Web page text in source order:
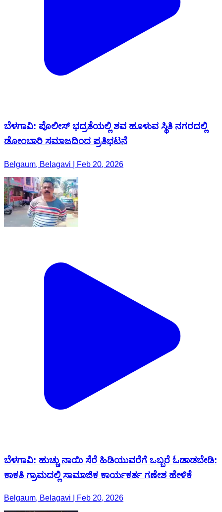
ಬೆಳಗಾವಿ: ಪೊಲೀಸ್ ಭದ್ರತೆಯಲ್ಲಿ ಶವ ಹೂಳುವ ಸ್ಥಿತಿ ನಗರದಲ್ಲಿ
ಡೋಂಬಾರಿ ಸಮಾಜದಿಂದ ಪ್ರತಿಭಟನೆ
Belgaum, Belagavi | Feb 20, 2026
ಬೆಳಗಾವಿ: ಹುಚ್ಚು ನಾಯಿ ಸೆರೆ ಹಿಡಿಯುವರೆಗೆ ಒಬ್ಬರೆ ಓಡಾಡಬೇಡಿ:
ಕಾಕತಿ ಗ್ರಾಮದಲ್ಲಿ ಸಾಮಾಜಿಕ ಕಾರ್ಯಕರ್ತ ಗಣೇಶ ಹೇಳಿಕೆ
Belgaum, Belagavi | Feb 20, 2026